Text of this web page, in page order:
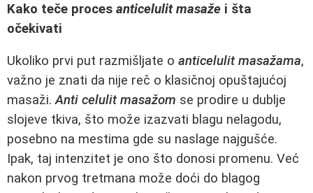
Kako teče proces anticelulit masaže i šta
očekivati
Ukoliko prvi put razmišljate o anticelulit masažama,
važno je znati da nije reč o klasičnoj opuštajućoj
masaži.Anti celulit masažom se prodire u dublje
slojeve tkiva, što može izazvati blagu nelagodu,
posebno na mestima gde su naslage najgušće.
Ipak, taj intenzitet je ono što donosi promenu. Već
nakon prvog tretmana može doći do blagog